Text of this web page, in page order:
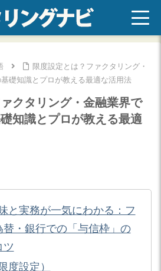
限度設定とは？ファクタリング・
礎知識とプロが教える最適な活用法
クタリング・金融業界で
知識とプロが教える最適
と実務が一気にわかる：フ
替・銀行での「与信枠」の
ツ
度設定）